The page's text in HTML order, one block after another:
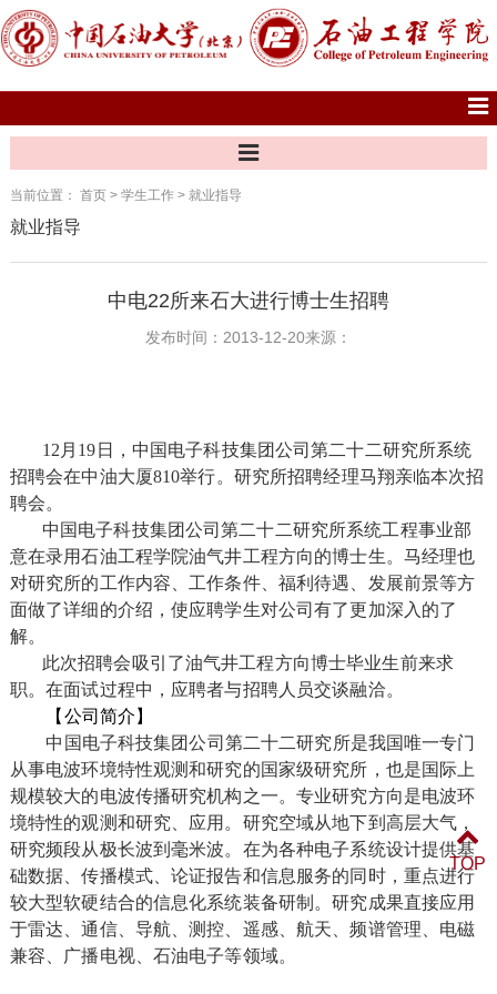
当前位置： 首页> 学生工作> 就业指导
就业指导
中电22所来石大进行博士生招聘
发布时间：2013-12-20来源：
12月 19 日， 中国电子科技集团公司第二十二研究所系统
招聘会在中油大厦810举行。研究所招聘经理马翔亲临本次招
聘会。
中国电子科技集团公司第二十二研究所系统工程事业部
意在录用石油工程学院油气井工程方向的博士生。马经理也
对研究所的工作内容、工作条件、福利待遇、发展前景等方
面做了详细的介绍，使应聘学生对公司有了更加深入的了
解。
此次招聘会吸引了油气井工程方向博士毕业生前来求
职。在面试过程中，应聘者与招聘人员交谈融洽。
【公司简介】
中国电子科技集团公司第二十二研究所是我国唯一专门
从事电波环境特性观测和研究的国家级研究所，也是国际上
规模较大的电波传播研究机构之一。专业研究方向是电波环
境特性的观测和研究、应用。研究空域从地下到高层大气，
研究频段从极长波到毫米波。在为各种电子系统设计提供基
础数据、传播模式、论证报告和信息服务的同时，重点进行
较大型软硬结合的信息化系统装备研制。研究成果直接应用
于雷达、通信、导航、测控、遥感、航天、频谱管理、电磁
兼容、广播电视、石油电子等领域。
TOP